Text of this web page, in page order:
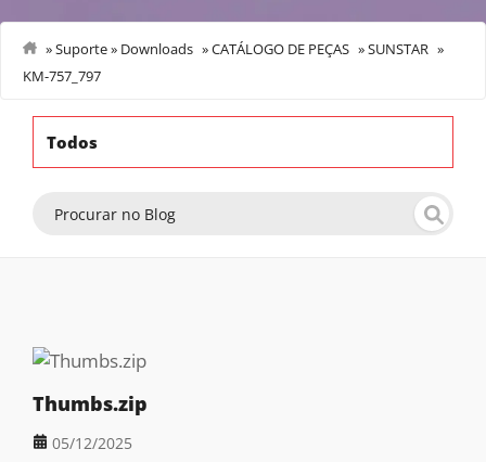
»Suporte» Downloads »CATÁLOGO DE PEÇAS »SUNSTAR »
KM-757_797
Todos
Thumbs.zip
05/12/2025